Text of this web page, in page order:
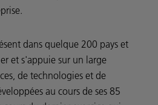
dans quelque 200 pays et
et s'appuie sur un large
de technologies et de
au cours de ses 85